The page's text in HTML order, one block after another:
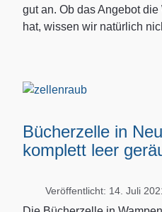
gut an. Ob das Angebot
hat, wissen wir natürlich
Bücherzelle in
komplett leer
Veröffentlicht: 14. Juli